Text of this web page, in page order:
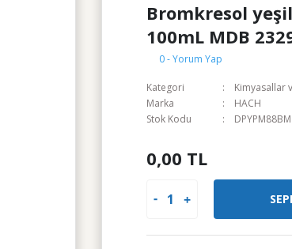
Bromkresol
100mL MDB
0 - Yorum Yap
Kategori
Kimyasallar
Marka
HACH
Stok Kodu
0,00 TL